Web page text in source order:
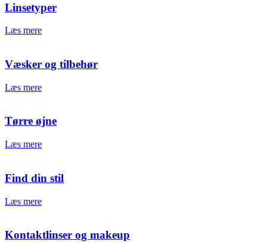
Linsetyper
Læs mere
Væsker og tilbehør
Læs mere
Tørre øjne
Læs mere
Find din stil
Læs mere
Kontaktlinser og makeup